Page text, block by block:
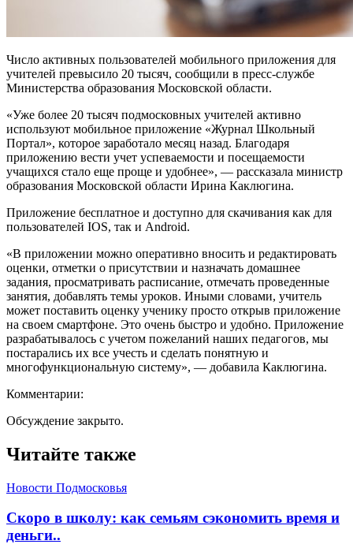
Число активных пользователей мобильного приложения для
учителей превысило 20 тысяч, сообщили в пресс-службе
Министерства образования Московской области.
«Уже более 20 тысяч подмосковных учителей активно
используют мобильное приложение «Журнал Школьный
Портал», которое заработало месяц назад. Благодаря
приложению вести учет успеваемости и посещаемости
учащихся стало еще проще и удобнее», — рассказала министр
образования Московской области Ирина Каклюгина.
Приложение бесплатное и доступно для скачивания как для
пользователей IOS, так и Android.
«В приложении можно оперативно вносить и редактировать
оценки, отметки о присутствии и назначать домашнее
задания, просматривать расписание, отмечать проведенные
занятия, добавлять темы уроков. Иными словами, учитель
может поставить оценку ученику просто открыв приложение
на своем смартфоне. Это очень быстро и удобно. Приложение
разрабатывалось с учетом пожеланий наших педагогов, мы
постарались их все учесть и сделать понятную и
многофункциональную систему», — добавила Каклюгина.
Комментарии:
Обсуждение закрыто.
Читайте также
Новости Подмосковья
Скоро в школу: как семьям сэкономить время и
деньги..